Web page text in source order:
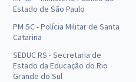
Estado de São Paulo
PM SC - Polícia Militar de Santa
Catarina
SEDUC RS - Secretaria de
Estado da Educação do Rio
Grande do Sul